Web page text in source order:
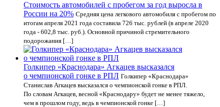
Стоимость автомобилей с пробегом за год выросла в
России на 20% Средняя цена легкового автомобиля с пробегом по
итогам апреля 2021 года составила 726 тыс. рублей (в апреле 2020
года - 602,8 тыс. руб.). Основной причиной стремительного
подорожания […]
Голкипер «Краснодара» Агкацев высказался
о чемпионской гонке в РПЛ Голкипер «Краснодара»
Станислав Агкацев высказался о чемпионской гонке в РПЛ.
По словам Агкацев, весной «Краснодару» будет не менее тяжело,
чем в прошлом году, ведь в чемпионской гонке […]